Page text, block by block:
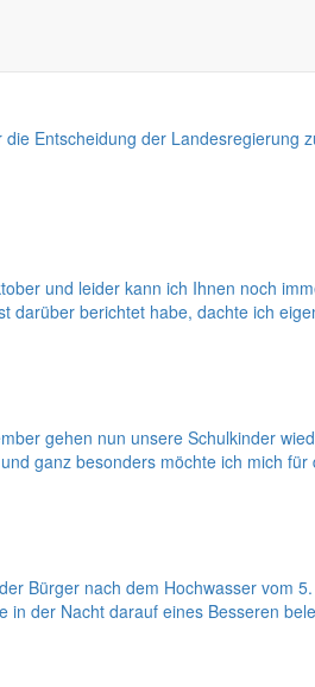
dominieren den
Entscheidung der
und leider kann ich Ihnen noch
berichtet habe, dachte ich
gehen nun unsere Schulkinder
ganz besonders möchte ich mich
Bürger nach dem Hochwasser vom
in der Nacht darauf eines Besseren